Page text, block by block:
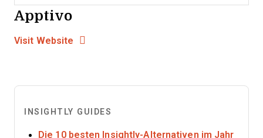
Apptivo
Visit Website Opens New Window
INSIGHTLY GUIDES
Die 10 besten Insightly-Alternativen im Jahr